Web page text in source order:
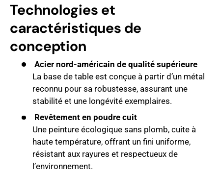
Technologies et
caractéristiques de
conception
Acier nord-américain de qualité supérieure
La base de table est conçue à partir d’un métal
reconnu pour sa robustesse, assurant une
stabilité et une longévité exemplaires.
Revêtement en poudre cuit
Une peinture écologique sans plomb, cuite à
haute température, offrant un fini uniforme,
résistant aux rayures et respectueux de
l’environnement.